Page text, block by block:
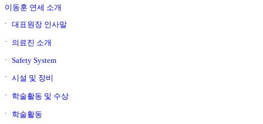
이동훈 연세 소개
대표원장 인사말
의료진 소개
Safety System
시설 및 장비
학술활동 및 수상
학술활동